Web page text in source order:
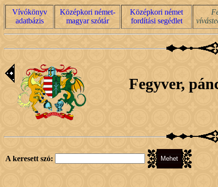
Vívókönyv
adatbázis
Középkori német-
magyar szótár
Középkori német
fordítási segédlet
Fegyver,
A keresett szó: